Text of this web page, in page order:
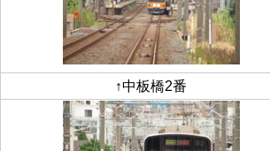
↑中板橋2番